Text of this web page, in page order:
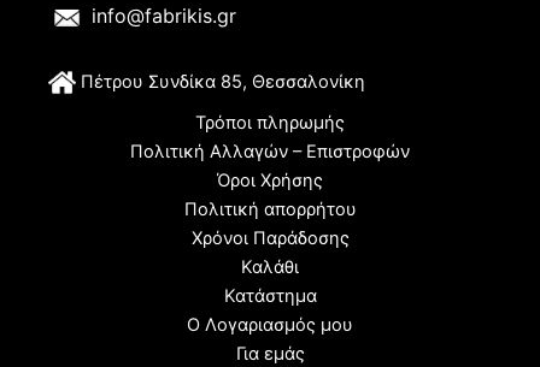
info@fabrikis.gr
Πέτρου Συνδίκα 85, Θεσσαλονίκη
Τρόποι πληρωμής
Πολιτική Αλλαγών – Επιστροφών
Όροι Χρήσης
Πολιτική απορρήτου
Χρόνοι Παράδοσης
Καλάθι
Κατάστημα
Ο Λογαριασμός μου
Για εμάς